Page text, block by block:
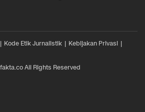
Kode Etik Jurnalistik
Kebijakan Privasi
All Rights Reserved